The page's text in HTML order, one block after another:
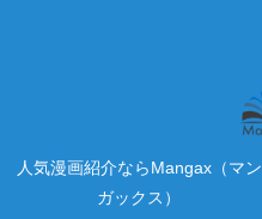
人気漫画紹介ならMangax（マン
ガックス）